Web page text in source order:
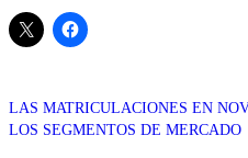
LAS MATRICULACIONES EN
LOS SEGMENTOS DE MERCADO